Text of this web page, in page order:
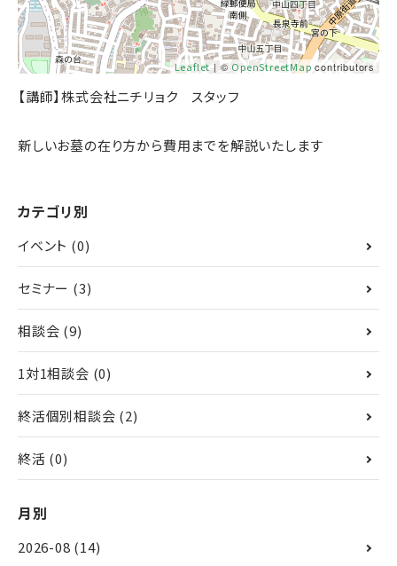
Leaflet| ©OpenStreetMap contributors
【講師】株式会社ニチリョク スタッフ
新しいお墓の在り方から費用までを解説いたします
カテゴリ別
イベント (0)
セミナー (3)
相談会 (9)
1対1相談会 (0)
終活個別相談会 (2)
終活 (0)
月別
2026-08 (14)